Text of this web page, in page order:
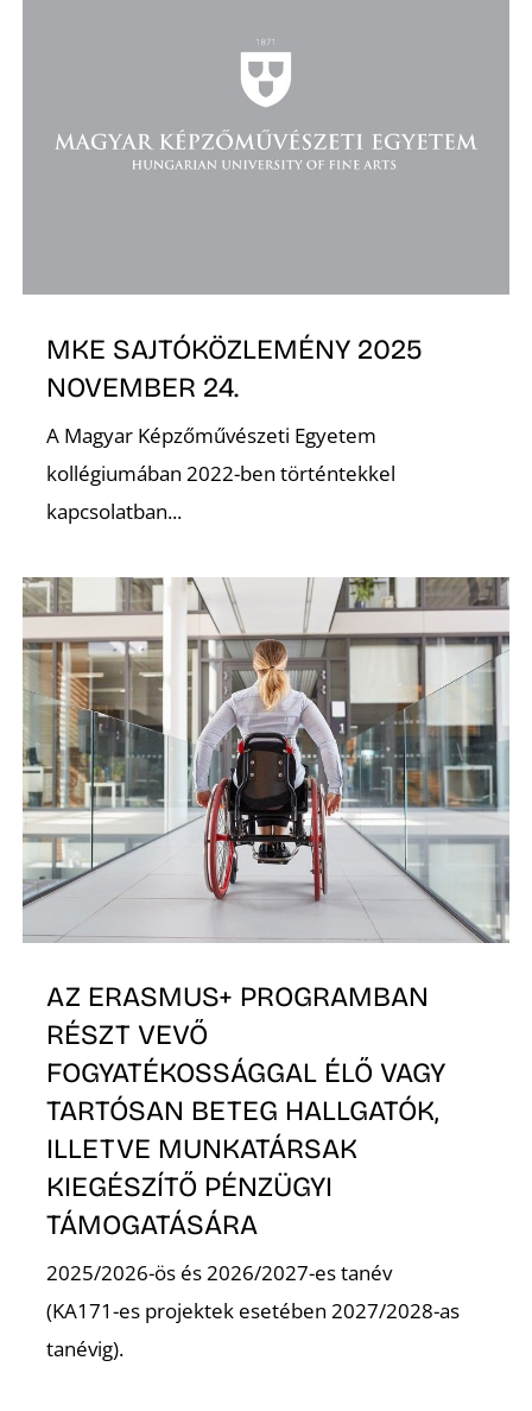
MKE SAJTÓKÖZLEMÉNY 2025
NOVEMBER 24.
A Magyar Képzőművészeti Egyetem
kollégiumában 2022-ben történtekkel
kapcsolatban...
AZ ERASMUS+ PROGRAMBAN
RÉSZT VEVŐ
FOGYATÉKOSSÁGGAL ÉLŐ VAGY
TARTÓSAN BETEG HALLGATÓK,
ILLETVE MUNKATÁRSAK
KIEGÉSZÍTŐ PÉNZÜGYI
TÁMOGATÁSÁRA
2025/2026-ös és 2026/2027-es tanév
(KA171-es projektek esetében 2027/2028-as
tanévig).